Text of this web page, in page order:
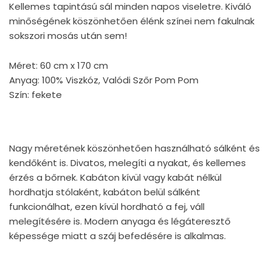
Kellemes tapintású sál minden napos viseletre. Kiváló
minőségének köszönhetően élénk színei nem fakulnak
sokszori mosás után sem!
Méret: 60 cm x 170 cm
Anyag: 100% Viszkóz, Valódi Szőr Pom Pom
Szín: fekete
Nagy méretének köszönhetően használható sálként és
kendőként is. Divatos, melegíti a nyakat, és kellemes
érzés a bőrnek. Kabáton kívül vagy kabát nélkül
hordhatja stólaként, kabáton belül sálként
funkcionálhat, ezen kívül hordható a fej, váll
melegítésére is. Modern anyaga és légáteresztő
képessége miatt a száj befedésére is alkalmas.